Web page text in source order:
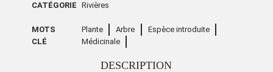
CATÉGORIE Rivières
MOTS
CLÉ
Plante Arbre
Espèce introduite
Médicinale
DESCRIPTION